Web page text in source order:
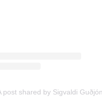
post shared by Sigvaldi